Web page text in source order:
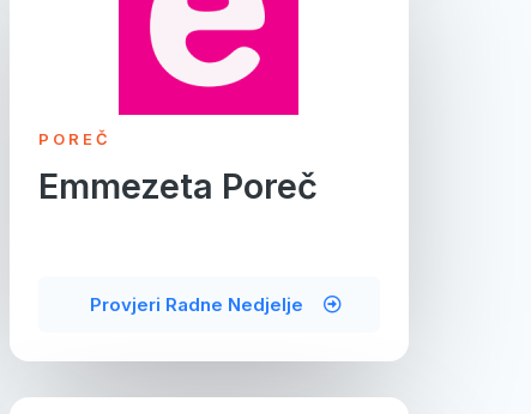
POREČ
Emmezeta Poreč
Provjeri Radne Nedjelje